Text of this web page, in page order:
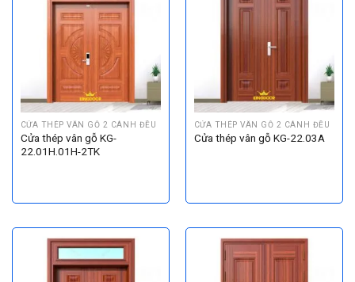
CỬA THÉP VÂN GỖ 2 CÁNH ĐỀU
Cửa thép vân gỗ KG-
22.01H.01H-2TK
CỬA THÉP VÂN GỖ 2 CÁNH ĐỀU
Cửa thép vân gỗ KG-22.03A